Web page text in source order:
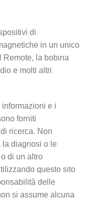
di
in un unico
Remote, la bobina
e molti altri
e i
forniti
ricerca. Non
la diagnosi o le
di un altro
questo sito
delle
si assume alcuna